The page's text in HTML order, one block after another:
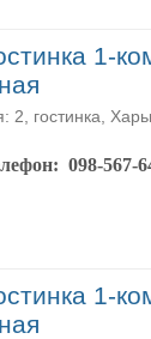
1-
2, гостинка,
098-567-
1-